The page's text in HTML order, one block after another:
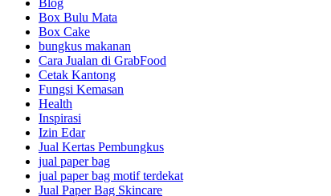
Box Bulu Mata
Box Cake
bungkus makanan
Cara Jualan di GrabFood
Cetak Kantong
Fungsi Kemasan
Health
Inspirasi
Izin Edar
Jual Kertas Pembungkus
jual paper bag
jual paper bag motif terdekat
Jual Paper Bag Skincare